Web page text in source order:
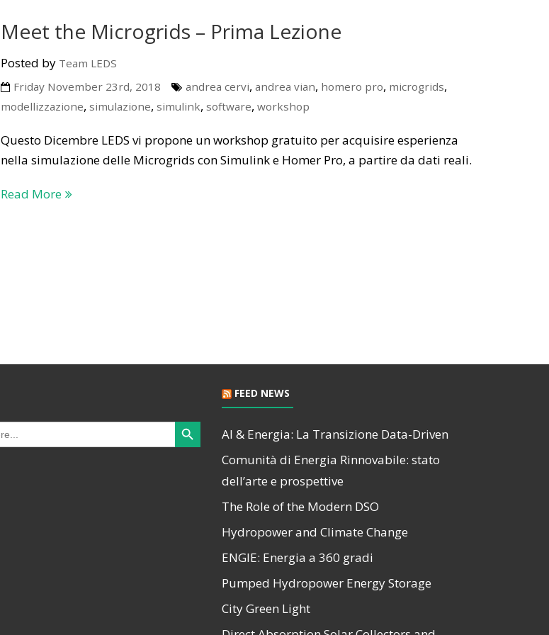
Meet the Microgrids – Prima Lezione
Posted by Team LEDS
Friday November 23rd, 2018
andrea cervi, andrea vian, homero pro, microgrids,
modellizzazione, simulazione, simulink, software, workshop
Questo Dicembre LEDS vi propone un workshop gratuito per acquisire esperienza
nella simulazione delle Microgrids con Simulink e Homer Pro, a partire da dati reali.
Read More
Search Button
FEED NEWS
AI & Energia: La Transizione Data-Driven
Comunità di Energia Rinnovabile: stato
dell’arte e prospettive
The Role of the Modern DSO
Hydropower and Climate Change
ENGIE: Energia a 360 gradi
Pumped Hydropower Energy Storage
City Green Light